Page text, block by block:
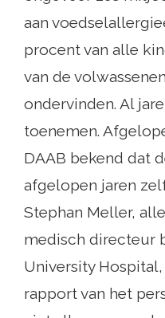
aan
procent van alle
van de
ondervinden. Al
toenemen.
DAAB bekend dat
afgelopen jaren
Stephan Meller,
medisch directeur
University
rapport van het